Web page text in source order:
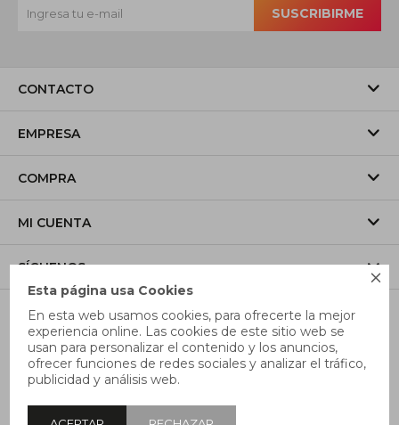

Esta página usa Cookies
En esta web usamos cookies, para ofrecerte la mejor
experiencia online. Las cookies de este sitio web se
usan para personalizar el contenido y los anuncios,
ofrecer funciones de redes sociales y analizar el tráfico,
publicidad y análisis web.
CONTACTO
EMPRESA
COMPRA
MI CUENTA
SÍGUENOS
SUSCRIBIRME